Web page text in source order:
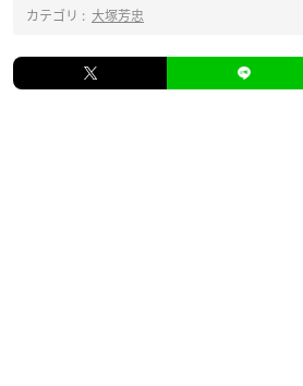
カテゴリ : 大塚芳忠